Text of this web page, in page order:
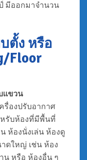
มีออกมาจำนวน
ตั้ง หรือ
Floor
แขวน
รื่องปรับอากาศ
หรับห้องที่มีพื้นที่
ห้องนั่งเล่น ห้องดู
ดใหญ่ เช่น ห้อง
น หรือ ห้องอื่น ๆ